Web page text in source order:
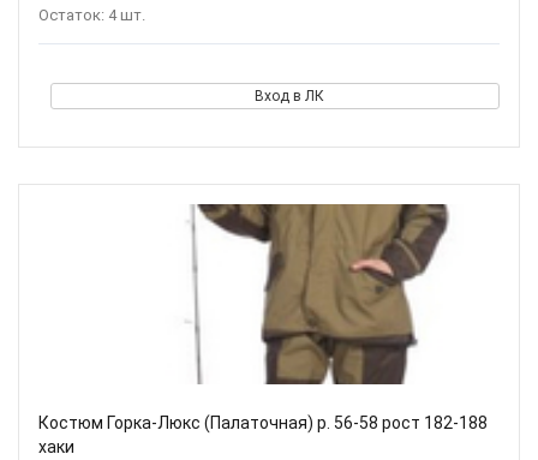
Остаток: 4 шт.
Вход в ЛК
Костюм Горка-Люкс (Палаточная) р. 56-58 рост 182-188
хаки